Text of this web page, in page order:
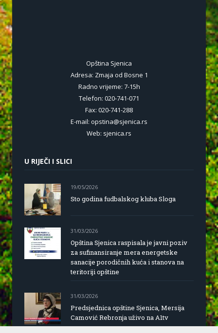
Opština Sjenica
Adresa: Zmaja od Bosne 1
Radno vrijeme: 7-15h
Telefon: 020-741-071
Fax: 020-741-288
E-mail: opstina@sjenica.rs
Web: sjenica.rs
U RIJEČI I SLICI
19/05/2026
Sto godina fudbalskog kluba Sloga
31/03/2026
Opština Sjenica raspisala je javni poziv
za sufinansiranje mera energetske
sanacije porodičnih kuća i stanova na
teritoriji opštine
31/03/2026
Predsjednica opštine Sjenica, Mersija
Camović Rebronja uživo na A1tv